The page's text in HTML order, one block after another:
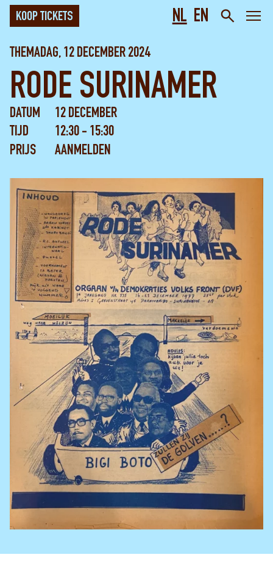
NL EN
KOOP TICKETS
THEMADAG, 12 DECEMBER 2024
RODE SURINAMER
DATUM
12 DECEMBER
TIJD
12:30 - 15:30
PRIJS
AANMELDEN